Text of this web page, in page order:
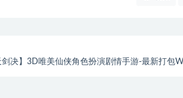
剑决】3D唯美仙侠角色扮演剧情手游-最新打包